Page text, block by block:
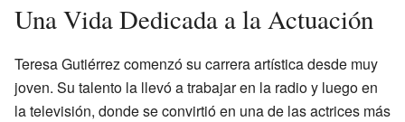
Una Vida Dedicada a la Actuación
Teresa Gutiérrez comenzó su carrera artística desde muy
joven. Su talento la llevó a trabajar en la radio y luego en
la televisión, donde se convirtió en una de las actrices más